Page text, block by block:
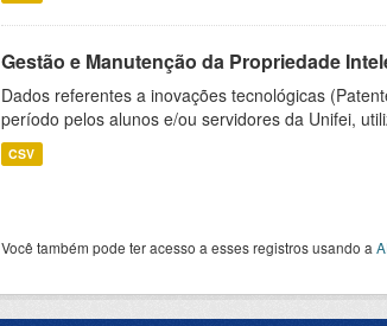
Gestão e Manutenção da Propriedade
Dados referentes a inovações tecnológicas
período pelos alunos e/ou servidores da Unifei,
CSV
Você também pode ter acesso a esses registros usando a